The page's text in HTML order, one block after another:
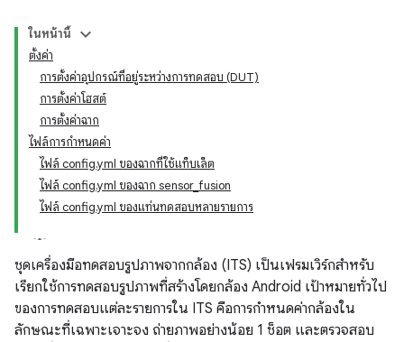
ในหน้านี้
ตั้งค่า
การตั้งค่าอุปกรณ์ที่อยู่ระหว่างการทดสอบ (DUT)
การตั้งค่าโฮสต์
การตั้งค่าฉาก
ไฟล์การกำหนดค่า
ไฟล์ config.yml ของฉากที่ใช้แท็บเล็ต
ไฟล์ config.yml ของฉาก sensor_fusion
ไฟล์ config.yml ของแท่นทดสอบหลายรายการ
ชุดเครื่องมือทดสอบรูปภาพจากกล้อง (ITS) เป็นเฟรมเวิร์กสำหรับ
เรียกใช้การทดสอบรูปภาพที่สร้างโดยกล้อง Android เป้าหมายทั่วไป
ของการทดสอบแต่ละรายการใน ITS คือการกำหนดค่ากล้องใน
ลักษณะที่เฉพาะเจาะจง ถ่ายภาพอย่างน้อย 1 ช็อต และตรวจสอบ